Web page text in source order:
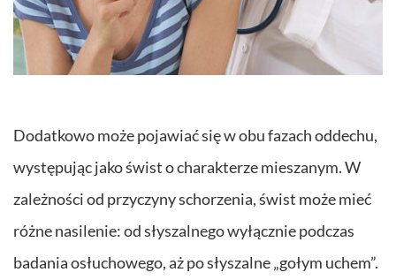
Dodatkowo może pojawiać się w obu fazach oddechu,
występując jako świst o charakterze mieszanym. W
zależności od przyczyny schorzenia, świst może mieć
różne nasilenie: od słyszalnego wyłącznie podczas
badania osłuchowego, aż po słyszalne „gołym uchem”.